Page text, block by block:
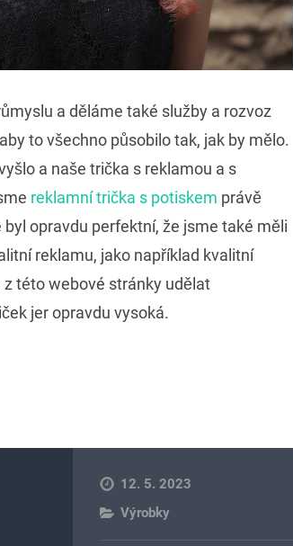
a děláme také služby a rozvoz
to všechno působilo tak, jak by mělo.
a naše trička s reklamou a s
reklamní trička s potiskem právě
opravdu perfektní, že jsme také měli
reklamu, jako například kvalitní
této webové stránky udělat
jer opravdu vysoká.
12. 5. 2023
Výrobky